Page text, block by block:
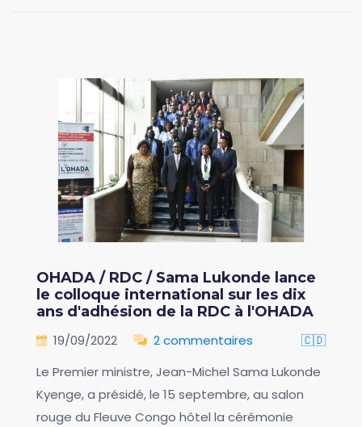
OHADA / RDC / Sama Lukonde lance
le colloque international sur les dix
ans d'adhésion de la RDC à l'OHADA
19/09/2022 2 commentaires
🇨🇩
Le Premier ministre, Jean-Michel Sama Lukonde
Kyenge, a présidé, le 15 septembre, au salon
rouge du Fleuve Congo hôtel la cérémonie